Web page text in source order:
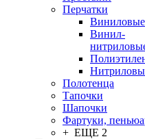
Перчатки
Виниловые
Винил-
Полотенца
Тапочки
Шапочки
Фартуки,
+ ЕЩЕ 2